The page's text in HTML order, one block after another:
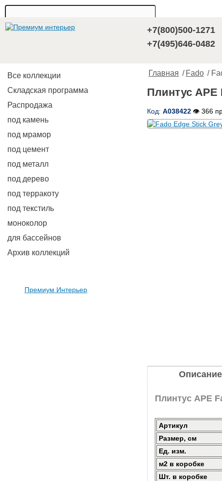
+7(800)500-1271
+7(495)646-0482
Все коллекции
Складская программа
Распродажа
под камень
под мрамор
под цемент
под металл
под дерево
под терракоту
под текстиль
моноколор
для бассейнов
Архив коллекций
Премиум Интерьер
Главная / Fado /
Плинтус APE
Код: A038422 👁 366
Описание
Плинтус APE
Артикул
Размер, см
Ед. изм.
м2 в коробке
Шт. в коробке